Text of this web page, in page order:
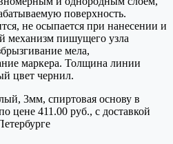
поверхность.
не осыпается при нанесении и
механизм пишущего узла
мела,
маркера. Толщина линии
цвет чернил.
3мм, спиртовая основу в
цене 411.00 руб., с доставкой